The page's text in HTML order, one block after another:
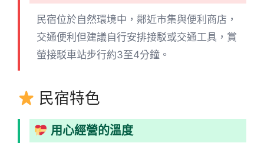
民宿位於自然環境中，鄰近市集與便利商店，
交通便利但建議自行安排接駁或交通工具，賞
螢接駁車站步行約3至4分鐘。
民宿特色
用心經營的溫度